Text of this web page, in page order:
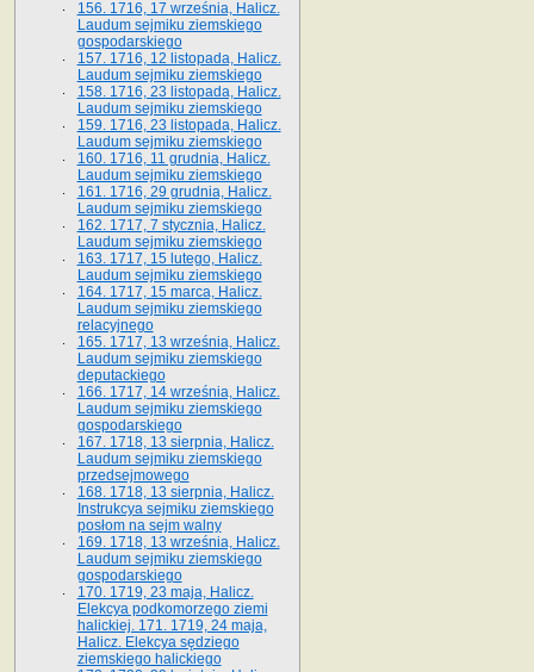
156. 1716, 17 września, Halicz.
Laudum sejmiku ziemskiego
gospodarskiego
157. 1716, 12 listopada, Halicz.
Laudum sejmiku ziemskiego
158. 1716, 23 listopada, Halicz.
Laudum sejmiku ziemskiego
159. 1716, 23 listopada, Halicz.
Laudum sejmiku ziemskiego
160. 1716, 11 grudnia, Halicz.
Laudum sejmiku ziemskiego
161. 1716, 29 grudnia, Halicz.
Laudum sejmiku ziemskiego
162. 1717, 7 stycznia, Halicz.
Laudum sejmiku ziemskiego
163. 1717, 15 lutego, Halicz.
Laudum sejmiku ziemskiego
164. 1717, 15 marca, Halicz.
Laudum sejmiku ziemskiego
relacyjnego
165. 1717, 13 września, Halicz.
Laudum sejmiku ziemskiego
deputackiego
166. 1717, 14 września, Halicz.
Laudum sejmiku ziemskiego
gospodarskiego
167. 1718, 13 sierpnia, Halicz.
Laudum sejmiku ziemskiego
przedsejmowego
168. 1718, 13 sierpnia, Halicz.
Instrukcya sejmiku ziemskiego
posłom na sejm walny
169. 1718, 13 września, Halicz.
Laudum sejmiku ziemskiego
gospodarskiego
170. 1719, 23 maja, Halicz.
Elekcya podkomorzego ziemi
halickiej. 171. 1719, 24 maja,
Halicz. Elekcya sędziego
ziemskiego halickiego